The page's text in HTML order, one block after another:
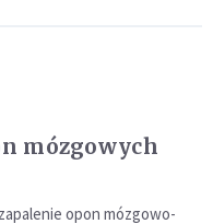
mózgowych
opon mózgowo-